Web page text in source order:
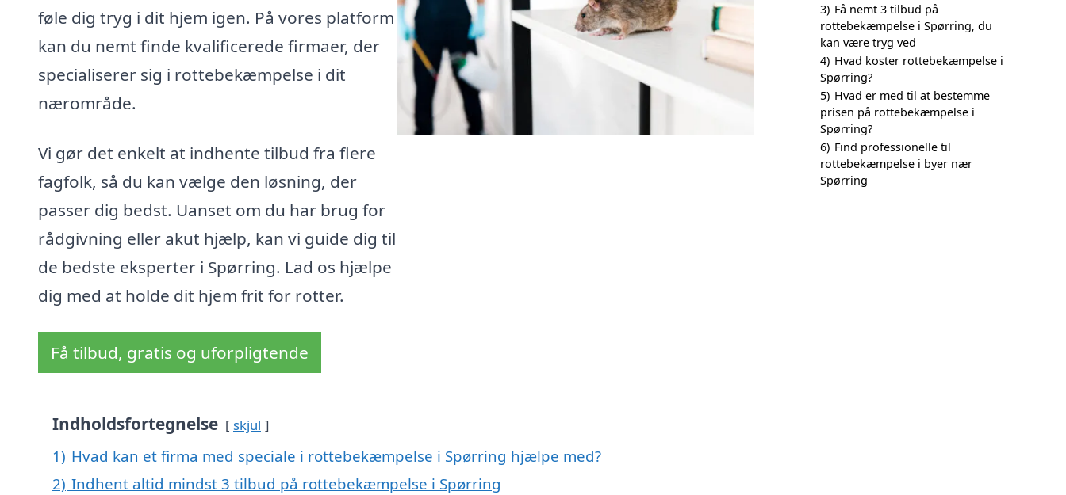
føle dig tryg i dit hjem igen. På vores platform
kan du nemt finde kvalificerede firmaer, der
specialiserer sig i rottebekæmpelse i dit
nærområde.
Vi gør det enkelt at indhente tilbud fra flere
fagfolk, så du kan vælge den løsning, der
passer dig bedst. Uanset om du har brug for
rådgivning eller akut hjælp, kan vi guide dig til
de bedste eksperter i Spørring. Lad os hjælpe
dig med at holde dit hjem frit for rotter.
Få tilbud, gratis og uforpligtende
Indholdsfortegnelse skjul
1) Hvad kan et firma med speciale i rottebekæmpelse i Spørring hjælpe med?
2) Indhent altid mindst 3 tilbud på rottebekæmpelse i Spørring
3) Få nemt 3 tilbud på
rottebekæmpelse i Spørring, du
kan være tryg ved
4) Hvad koster rottebekæmpelse i
Spørring?
5) Hvad er med til at bestemme
prisen på rottebekæmpelse i
Spørring?
6) Find professionelle til
rottebekæmpelse i byer nær
Spørring